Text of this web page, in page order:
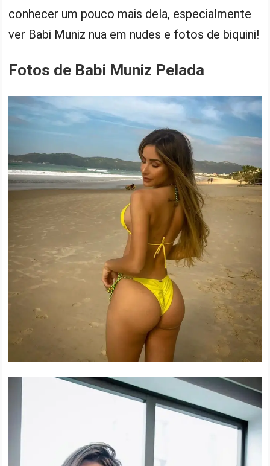
conhecer um pouco mais dela, especialmente
ver Babi Muniz nua em nudes e fotos de biquini!
Fotos de Babi Muniz Pelada